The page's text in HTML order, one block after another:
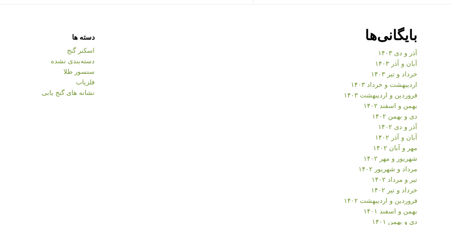
بایگانی‌ها
آذر و دی ۱۴۰۳
آبان و آذر ۱۴۰۳
خرداد و تیر ۱۴۰۳
اردیبهشت و خرداد ۱۴۰۳
فروردین و اردیبهشت ۱۴۰۳
بهمن و اسفند ۱۴۰۲
دی و بهمن ۱۴۰۲
آذر و دی ۱۴۰۲
آبان و آذر ۱۴۰۲
مهر و آبان ۱۴۰۲
شهریور و مهر ۱۴۰۲
مرداد و شهریور ۱۴۰۲
تیر و مرداد ۱۴۰۲
خرداد و تیر ۱۴۰۲
فروردین و اردیبهشت ۱۴۰۲
بهمن و اسفند ۱۴۰۱
دی و بهمن ۱۴۰۱
دسته ها
اسکنر گنج
دسته‌بندی نشده
سنسور طلا
فلزیاب
نشانه های گنج یابی